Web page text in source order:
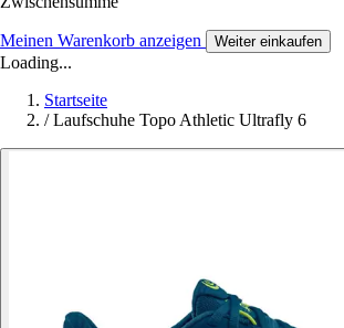
Meinen Warenkorb anzeigen Weiter einkaufen
Loading...
Startseite
/ Laufschuhe Topo Athletic Ultrafly 6